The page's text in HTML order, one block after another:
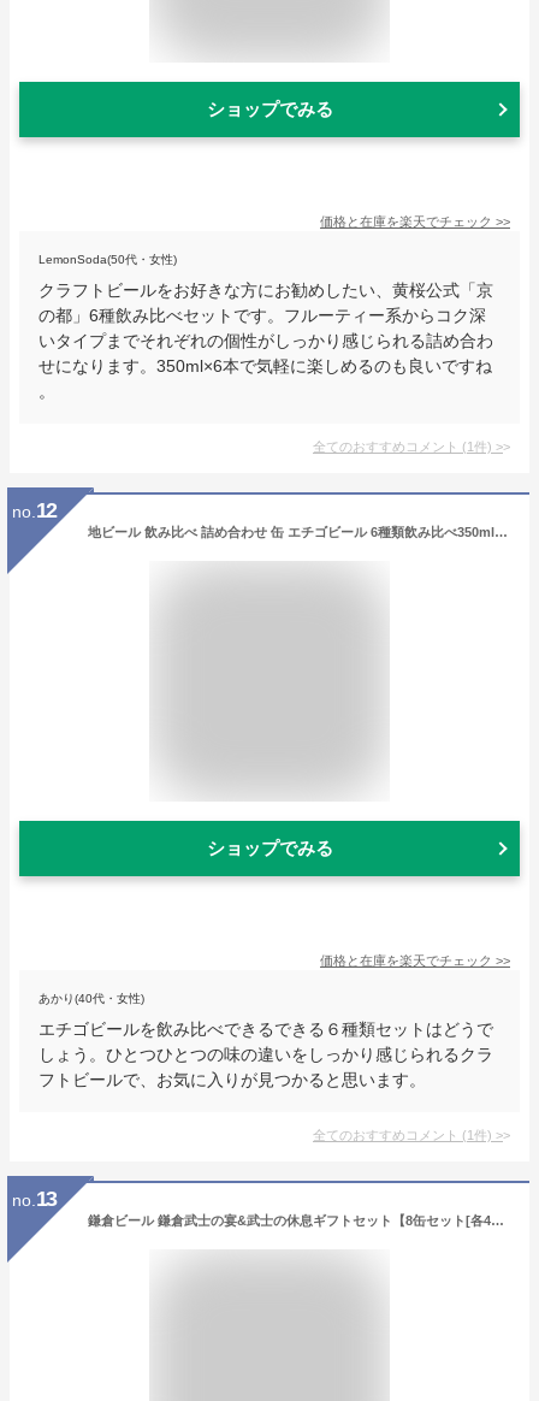
ショップでみる
価格と在庫を楽天でチェック >>
LemonSoda(50代・女性)
クラフトビールをお好きな方にお勧めしたい、黄桜公式「京
の都」6種飲み比べセットです。フルーティー系からコク深
いタイプまでそれぞれの個性がしっかり感じられる詰め合わ
せになります。350ml×6本で気軽に楽しめるのも良いですね
。
全てのおすすめコメント (1件) >
no. 12
地ビール 飲み比べ 詰め合わせ 缶 エチゴビール 6種類飲み比べ350ml 12本セット 送料無料 地ビール 人気 クラフトビール お酒 プレゼント
ショップでみる
価格と在庫を楽天でチェック >>
あかり(40代・女性)
エチゴビールを飲み比べできるできる６種類セットはどうで
しょう。ひとつひとつの味の違いをしっかり感じられるクラ
フトビールで、お気に入りが見つかると思います。
全てのおすすめコメント (1件) >
no. 13
鎌倉ビール 鎌倉武士の宴&武士の休息ギフトセット【8缶セット[各4缶]】クラフトビール 地ビール IPA ホワイトエール 詰め合わせ 飲み比べ 包装紙 包装紙 熨斗 ギフト 公式 神奈川 高級ビール